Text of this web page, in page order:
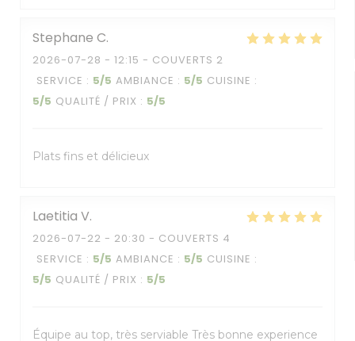
Stephane C
2026-07-28 - 12:15 - COUVERTS 2
SERVICE : 5/5 AMBIANCE : 5/5 CUISINE :
5/5 QUALITÉ / PRIX : 5/5
Plats fins et délicieux
Laetitia V
2026-07-22 - 20:30 - COUVERTS 4
SERVICE : 5/5 AMBIANCE : 5/5 CUISINE :
5/5 QUALITÉ / PRIX : 5/5
Équipe au top, très serviable Très bonne experience